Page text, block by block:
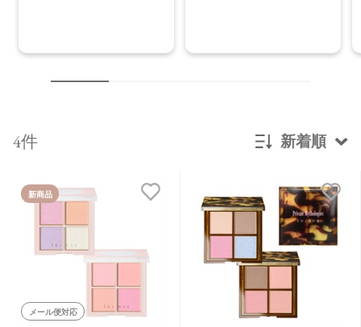
4件 新着順
発売日順
価格が安い
価格が高い
新商品
メール便対応